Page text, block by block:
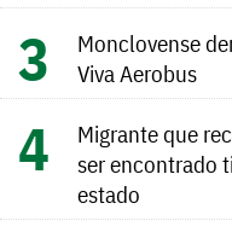
Monclovense
Viva Aerobus
Migrante que
ser encontrado
estado